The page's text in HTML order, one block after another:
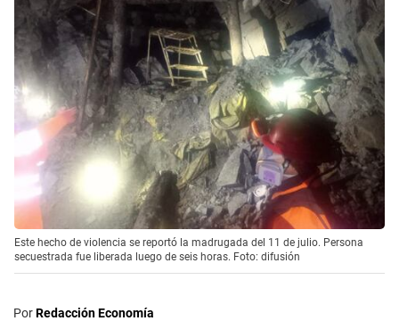
Este hecho de violencia se reportó la madrugada del 11 de julio. Persona
secuestrada fue liberada luego de seis horas. Foto: difusión
PorRedacción Economía